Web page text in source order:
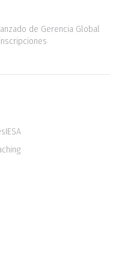
de Gerencia Global